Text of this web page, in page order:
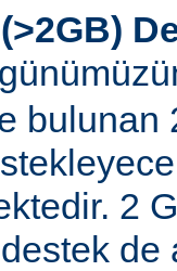
bulunan
2
de